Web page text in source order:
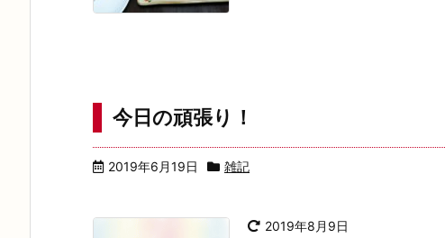
今日の頑張り！
2019年6月19日 雑記
2019年8月9日